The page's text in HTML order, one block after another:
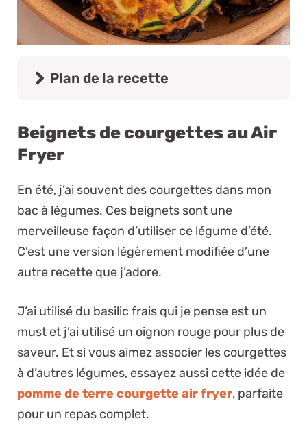
Plan de la recette
Beignets de courgettes au Air
Fryer
En été, j’ai souvent des courgettes dans mon
bac à légumes. Ces beignets sont une
merveilleuse façon d’utiliser ce légume d’été.
C’est une version légèrement modifiée d’une
autre recette que j’adore.
J’ai utilisé du basilic frais qui je pense est un
must et j’ai utilisé un oignon rouge pour plus de
saveur. Et si vous aimez associer les courgettes
à d’autres légumes, essayez aussi cette idée de
pomme de terre courgette air fryer, parfaite
pour un repas complet.